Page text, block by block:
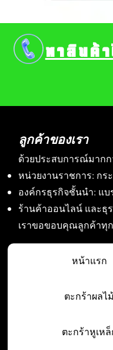
ลูกค้าของเรา
ด้วยประสบการณ์มากก
หน่วยงานราชการ: กร
องค์กรธุรกิจชั้นนำ: แบ
ร้านค้าออนไลน์ และธุ
เราขอขอบคุณลูกค้าทุ
หน้าแรก
ตะกร้าผลไม้
ตะกร้าหูเหล็
หาสินค้